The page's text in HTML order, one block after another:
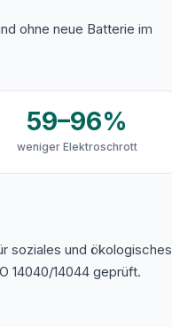
ohne neue Batterie im
59–96%
weniger Elektroschrott
soziales und ökologisches
14040/14044 geprüft.